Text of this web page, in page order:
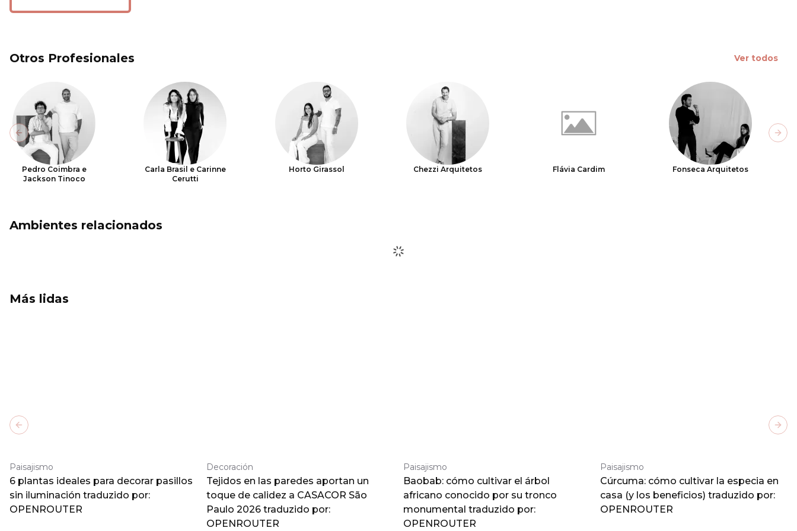
Otros Profesionales Ver todos
Pedro Coimbra e
Jackson Tinoco
Carla Brasil e Carinne
Cerutti
Horto Girassol Chezzi Arquitetos Flávia Cardim Fonseca Arquitetos
Previous slide
Ambientes relacionados
Más lidas
Paisajismo
6 plantas ideales para decorar pasillos
sin iluminación traduzido por:
OPENROUTER
Decoración
Tejidos en las paredes aportan un
toque de calidez a CASACOR São
Paulo 2026 traduzido por:
OPENROUTER
Paisajismo
Baobab: cómo cultivar el árbol
africano conocido por su tronco
monumental traduzido por:
OPENROUTER
Paisajismo
Cúrcuma: cómo cultivar la especia en
casa (y los beneficios) traduzido por:
OPENROUTER
Previous slide